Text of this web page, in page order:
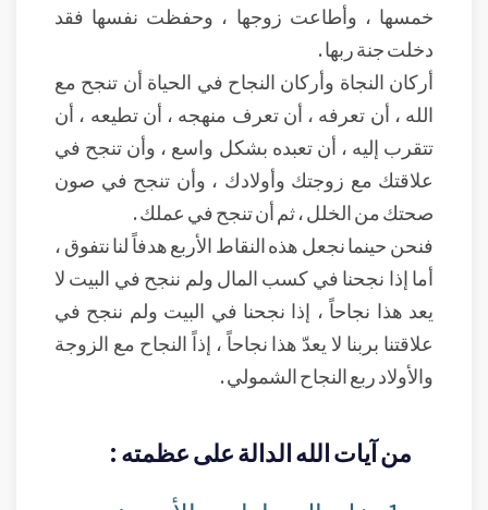
خمسها ، وأطاعت زوجها ، وحفظت نفسها فقد
دخلت جنة ربها .
أركان النجاة وأركان النجاح في الحياة أن تنجح مع
الله ، أن تعرفه ، أن تعرف منهجه ، أن تطيعه ، أن
تتقرب إليه ، أن تعبده بشكل واسع ، وأن تنجح في
علاقتك مع زوجتك وأولادك ، وأن تنجح في صون
صحتك من الخلل ، ثم أن تنجح في عملك .
فنحن حينما نجعل هذه النقاط الأربع هدفاً لنا نتفوق ،
أما إذا نجحنا في كسب المال ولم ننجح في البيت لا
يعد هذا نجاحاً ، إذا نجحنا في البيت ولم ننجح في
علاقتنا بربنا لا يعدّ هذا نجاحاً ، إذاً النجاح مع الزوجة
والأولاد ربع النجاح الشمولي .
من آيات الله الدالة على عظمته :